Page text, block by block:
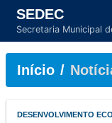
SEDEC
Secretaria Municipal
Início
DESENVOLVIMENTO